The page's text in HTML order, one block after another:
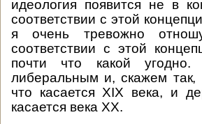
идеология появится не в
соответствии с этой
я очень тревожно
соответствии с этой
почти что какой
либеральным и, скажем так,
что касается XIX века, и
касается века ХХ.